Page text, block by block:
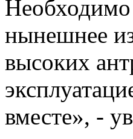
Необходимо
нынешнее
высоких
вместе», -